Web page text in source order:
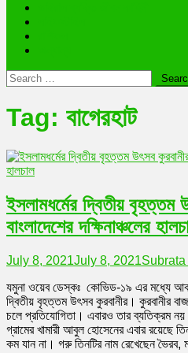
Search
for:
Tag: বাগেরহাট
ইসলামধর্মের দ্বিতীয় বৃহত্তম
বাংলাদেশের দক্ষিনাঞ্চলের
July 8, 2021July 8, 2021
যমুনা ওয়েব ডেস্কঃ কোভিড-১৯ এর মধ্যে
দ্বিতীয় বৃহত্তম উৎসব কুরবানীর। কুরবানীর
চলে প্রতিযোগিতা। এবারও তার ব্যতিক্রম
গ্রামের খামারী আবুল হোসেনের এবার রয়েছে
কম যান না। গরু তিনটির নাম রেখেছেন